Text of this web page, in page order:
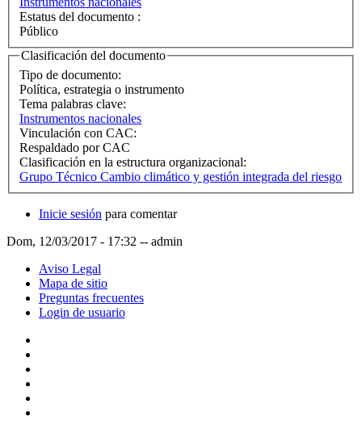
Estatus del documento :
Público
Clasificación del documento
Tipo de documento:
Política, estrategia o instrumento
Tema palabras clave:
Instrumentos nacionales
Vinculación con CAC:
Respaldado por CAC
Clasificación en la estructura organizacional:
Grupo Técnico Cambio climático y gestión integrada del riesgo
Inicie sesión para comentar
Dom, 12/03/2017 - 17:32 -- admin
Aviso Legal
Mapa de sitio
Preguntas frecuentes
Login de usuario